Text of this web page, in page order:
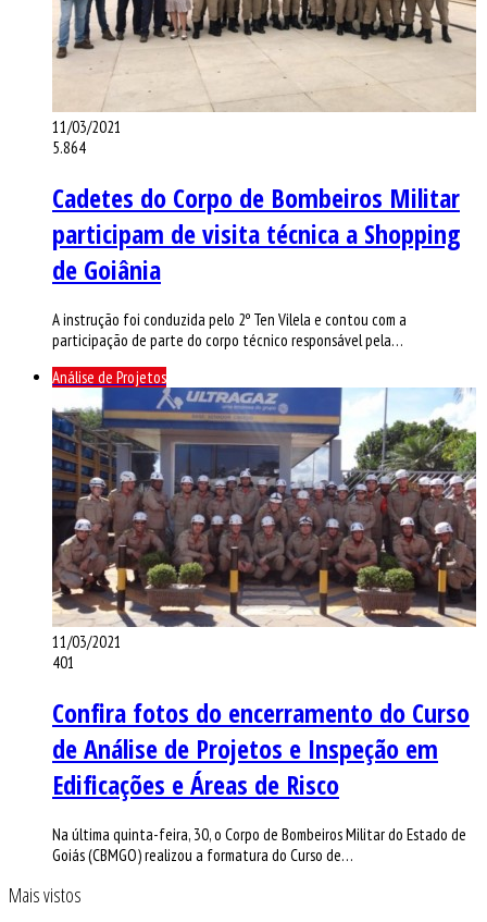
11/03/2021
5.864
Cadetes do Corpo de Bombeiros Militar
participam de visita técnica a Shopping
de Goiânia
A instrução foi conduzida pelo 2º Ten Vilela e contou com a
participação de parte do corpo técnico responsável pela…
Análise de Projetos
11/03/2021
401
Confira fotos do encerramento do Curso
de Análise de Projetos e Inspeção em
Edificações e Áreas de Risco
Na última quinta-feira, 30, o Corpo de Bombeiros Militar do Estado de
Goiás (CBMGO) realizou a formatura do Curso de…
Mais vistos